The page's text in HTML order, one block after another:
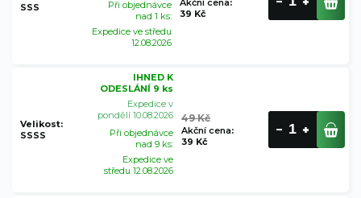
SSS
Při objednávce
nad 1 ks:
Expedice ve středu
12.08.2026
39 Kč
Velikost:
SSSS
IHNED K
ODESLÁNÍ 9 ks
Expedice v
pondělí 10.08.2026
Při objednávce
nad 9 ks:
Expedice ve
středu 12.08.2026
49 Kč
Akční cena:
39 Kč